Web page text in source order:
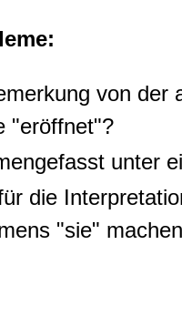
von der
"eröffnet"?
unter
die
"sie"